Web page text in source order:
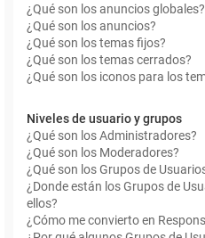
¿Qué son los anuncios globales?
¿Qué son los anuncios?
¿Qué son los temas fijos?
¿Qué son los temas cerrados?
¿Qué son los iconos para los
Niveles de usuario y grupos
¿Qué son los Administradores?
¿Qué son los Moderadores?
¿Qué son los Grupos de
¿Donde están los Grupos de
ellos?
¿Cómo me convierto en